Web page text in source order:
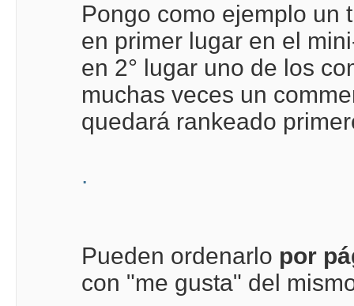
Pongo como ejemplo un
en primer lugar en el
en 2° lugar uno de los
muchas veces un
quedará rankeado
.
Pueden ordenarlo por
con "me gusta" del